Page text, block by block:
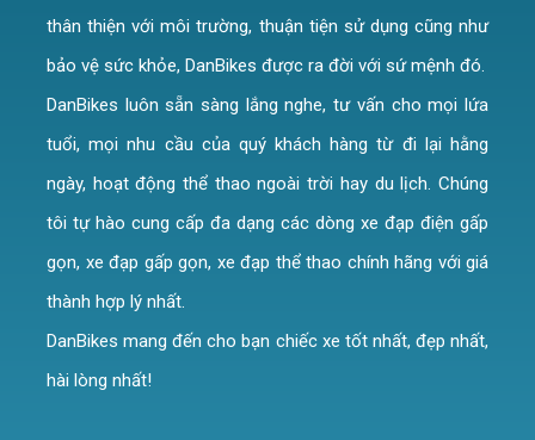
thân thiện với môi trường, thuận tiện sử dụng cũng như
bảo vệ sức khỏe, DanBikes được ra đời với sứ mệnh đó.
DanBikes luôn sẵn sàng lắng nghe, tư vấn cho mọi lứa
tuổi, mọi nhu cầu của quý khách hàng từ đi lại hằng
ngày, hoạt động thể thao ngoài trời hay du lịch. Chúng
tôi tự hào cung cấp đa dạng các dòng xe đạp điện gấp
gọn, xe đạp gấp gọn, xe đạp thể thao chính hãng với giá
thành hợp lý nhất.
DanBikes mang đến cho bạn chiếc xe tốt nhất, đẹp nhất,
hài lòng nhất!